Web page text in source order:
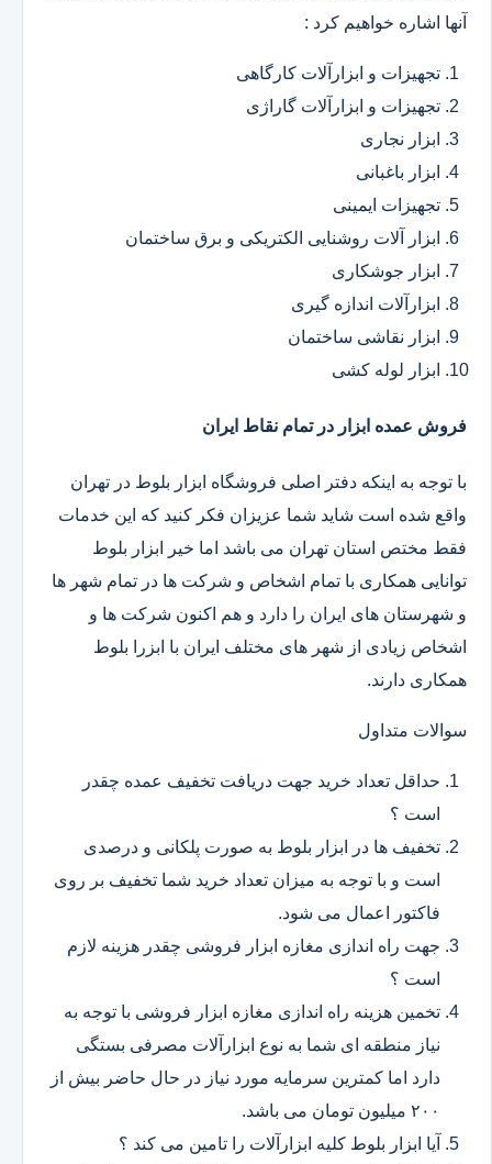
آنها اشاره خواهیم کرد :
تجهیزات و ابزارآلات کارگاهی
تجهیزات و ابزارآلات گاراژی
ابزار نجاری
ابزار باغبانی
تجهیزات ایمینی
ابزار آلات روشنایی الکتریکی و برق ساختمان
ابزار جوشکاری
ابزارآلات اندازه گیری
ابزار نقاشی ساختمان
ابزار لوله کشی
فروش عمده ابزار در تمام نقاط ایران
با توجه به اینکه دفتر اصلی فروشگاه ابزار بلوط در تهران
واقع شده است شاید شما عزیزان فکر کنید که این خدمات
فقط مختص استان تهران می باشد اما خیر ابزار بلوط
توانایی همکاری با تمام اشخاص و شرکت ها در تمام شهر ها
و شهرستان های ایران را دارد و هم اکنون شرکت ها و
اشخاص زیادی از شهر های مختلف ایران با ابزرا بلوط
همکاری دارند.
سوالات متداول
حداقل تعداد خرید جهت دریافت تخفیف عمده چقدر
است ؟
تخفیف ها در ابزار بلوط به صورت پلکانی و درصدی
است و با توجه به میزان تعداد خرید شما تخفیف بر روی
فاکتور اعمال می شود.
جهت راه اندازی مغازه ابزار فروشی چقدر هزینه لازم
است ؟
تخمین هزینه راه اندازی مغازه ابزار فروشی با توجه به
نیاز منطقه ای شما به نوع ابزارآلات مصرفی بستگی
دارد اما کمترین سرمایه مورد نیاز در حال حاضر بیش از
۲۰۰ میلیون تومان می باشد.
آیا ابزار بلوط کلیه ابزارآلات را تامین می کند ؟